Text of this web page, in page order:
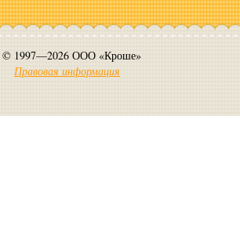
© 1997—2026 ООО «Кроше»
Правовая информация